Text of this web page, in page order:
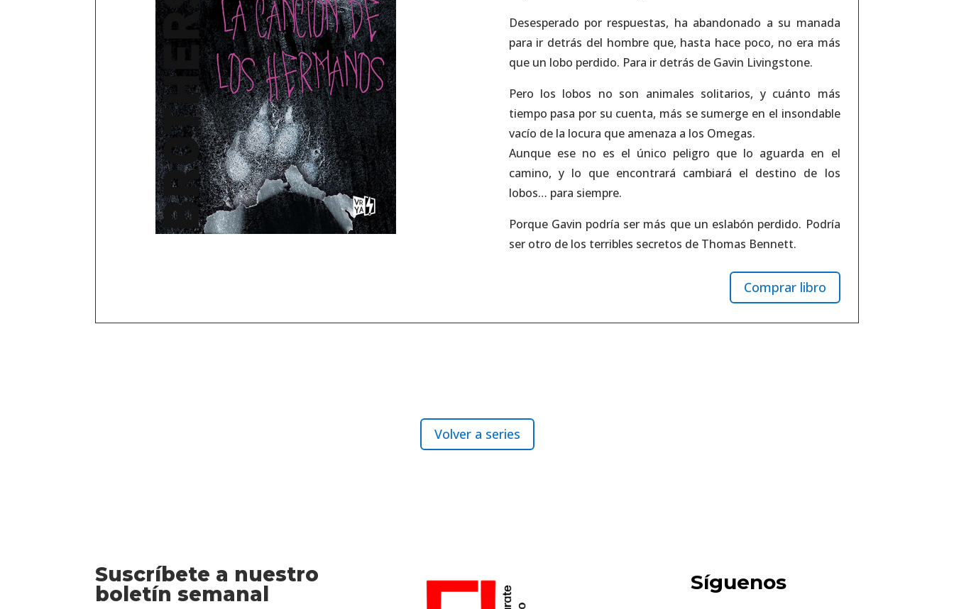
Desesperado por respuestas, ha abandonado a su manada
para ir detrás del hombre que, hasta hace poco, no era más
que un lobo perdido. Para ir detrás de Gavin Livingstone.
Pero los lobos no son animales solitarios, y cuánto más
tiempo pasa por su cuenta, más se sumerge en el insondable
vacío de la locura que amenaza a los Omegas.
Aunque ese no es el único peligro que lo aguarda en el
camino, y lo que encontrará cambiará el destino de los
lobos… para siempre.
Porque Gavin podría ser más que un eslabón perdido. Podría
ser otro de los terribles secretos de Thomas Bennett.
Comprar libro
Volver a series
Suscríbete a nuestro
boletín semanal
Síguenos